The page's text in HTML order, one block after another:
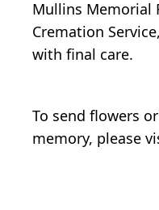
Mullins Memorial
Cremation
with final care.
To send flowers
memory, please